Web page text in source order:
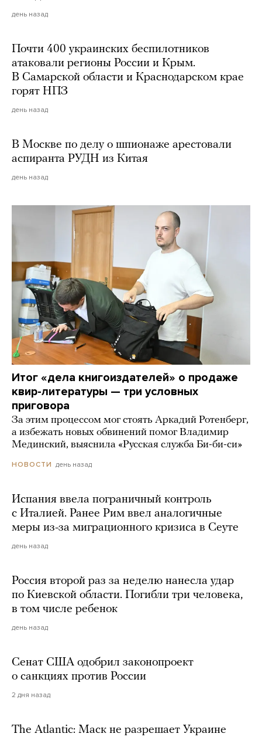
день назад
Почти 400 украинских беспилотников
атаковали регионы России и Крым.
В Самарской области и Краснодарском крае
горят НПЗ
день назад
В Москве по делу о шпионаже арестовали
аспиранта РУДН из Китая
день назад
Итог «дела книгоиздателей» о продаже
квир-литературы — три условных
приговора
За этим процессом мог стоять Аркадий Ротенберг,
а избежать новых обвинений помог Владимир
Мединский, выяснила «Русская служба Би-би-си»
НОВОСТИ день назад
Испания ввела пограничный контроль
с Италией. Ранее Рим ввел аналогичные
меры из-за миграционного кризиса в Сеуте
день назад
Россия второй раз за неделю нанесла удар
по Киевской области. Погибли три человека,
в том числе ребенок
день назад
Сенат США одобрил законопроект
о санкциях против России
2 дня назад
The Atlantic: Маск не разрешает Украине